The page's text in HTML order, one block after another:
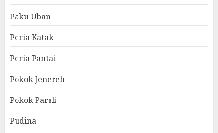
Paku Uban
Peria Katak
Peria Pantai
Pokok Jenereh
Pokok Parsli
Pudina